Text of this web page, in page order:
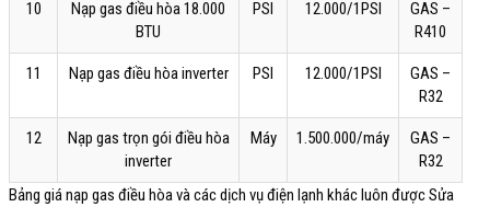
10
Nạp gas điều hòa 18.000
BTU
PSI 12.000/1PSI
GAS –
R410
11 Nạp gas điều hòa inverter PSI 12.000/1PSI
GAS –
R32
12
Nạp gas trọn gói điều hòa
inverter
Máy 1.500.000/máy
GAS –
R32
Bảng giá nạp gas điều hòa và các dịch vụ điện lạnh khác luôn được Sửa